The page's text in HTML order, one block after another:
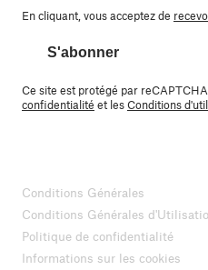
En cliquant, vous acceptez de
S'abonner
Ce site est protégé par
confidentialité et lesConditions
Conditions Générales
Conditions Générales
Politique de confidentialité
Informations sur les cookies